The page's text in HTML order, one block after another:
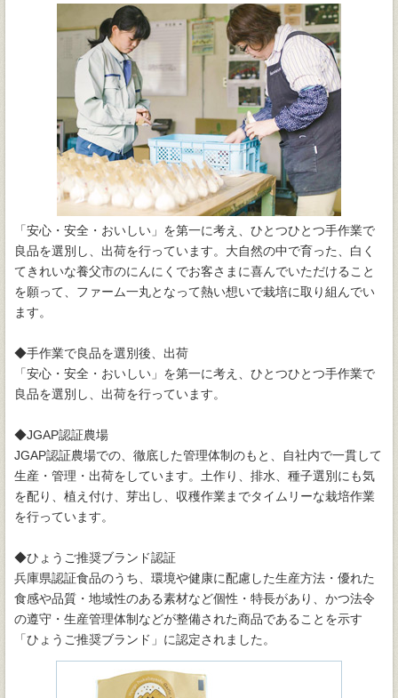
「安心・安全・おいしい」を第一に考え、ひとつひとつ手作業で
良品を選別し、出荷を行っています。大自然の中で育った、白く
てきれいな養父市のにんにくでお客さまに喜んでいただけること
を願って、ファーム一丸となって熱い想いで栽培に取り組んでい
ます。
◆手作業で良品を選別後、出荷
「安心・安全・おいしい」を第一に考え、ひとつひとつ手作業で
良品を選別し、出荷を行っています。
◆JGAP認証農場
JGAP認証農場での、徹底した管理体制のもと、自社内で一貫して
生産・管理・出荷をしています。土作り、排水、種子選別にも気
を配り、植え付け、芽出し、収穫作業までタイムリーな栽培作業
を行っています。
◆ひょうご推奨ブランド認証
兵庫県認証食品のうち、環境や健康に配慮した生産方法・優れた
食感や品質・地域性のある素材など個性・特長があり、かつ法令
の遵守・生産管理体制などが整備された商品であることを示す
「ひょうご推奨ブランド」に認定されました。